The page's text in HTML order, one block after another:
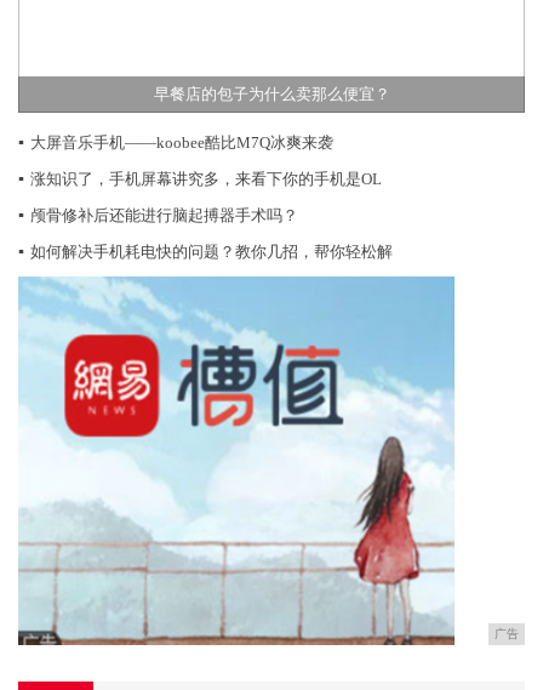
早餐店的包子为什么卖那么便宜？
▪ 大屏音乐手机——koobee酷比M7Q冰爽来袭
▪ 涨知识了，手机屏幕讲究多，来看下你的手机是OL
▪ 颅骨修补后还能进行脑起搏器手术吗？
▪ 如何解决手机耗电快的问题？教你几招，帮你轻松解
广告